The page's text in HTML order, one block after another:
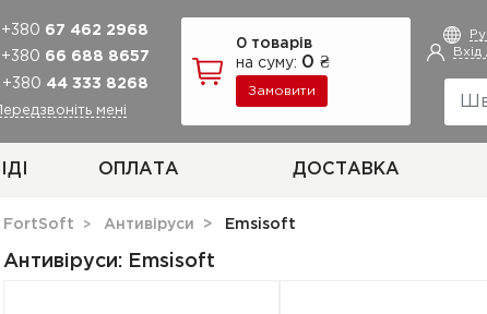
Вхід
0 товарів
на суму: 0 ₴
Замовити
ОПЛАТА ДОСТАВКА
+380 67 462 2968
+380 66 688 8657
+380 44 333 8268
Передзвоніть мені
FortSoft Aнтивіруси Emsisoft
Aнтивіруси: Emsisoft